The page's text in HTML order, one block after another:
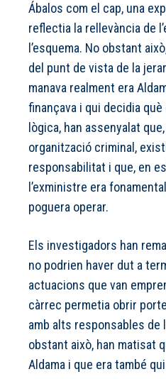
Ábalos com el cap, una
reflectia la rellevància de
l’esquema. No obstant
del punt de vista de la
manava realment era
finançava i qui decidia què
lògica, han assenyalat
organització criminal,
responsabilitat i que, en
l’exministre era
poguera operar.
Els investigadors han
no podrien haver dut a
actuacions que van
càrrec permetia obrir
amb alts responsables de
obstant això, han matisat
Aldama i que era també